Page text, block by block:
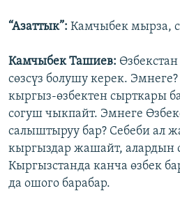
“Азаттык”: Камчыбек мырза,
Камчыбек Ташиев:
сөзсүз болушу керек.
кыргыз-өзбектен сырткары
согуш чыкпайт. Эмнеге
салыштыруу бар? Себеби ал
кыргыздар жашайт, алардын
Кыргызстанда канча өзбек
да ошого барабар.